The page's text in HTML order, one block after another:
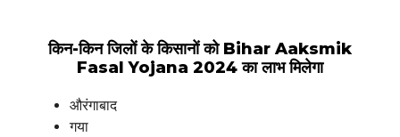
किन-किन जिलों के किसानों को Bihar Aaksmik
Fasal Yojana 2024 का लाभ मिलेगा
औरंगाबाद
गया